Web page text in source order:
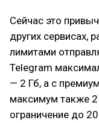
Сейчас это
других сервисах,
лимитами
Telegram
— 2 Гб, а с
максимум также
ограничение до